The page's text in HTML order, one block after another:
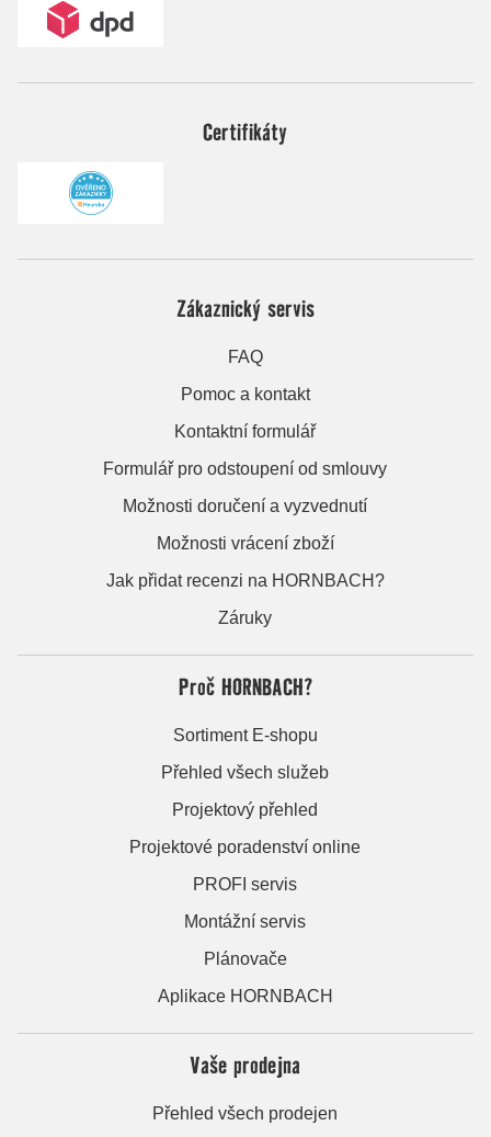
Certifikáty
Zákaznický servis
FAQ
Pomoc a kontakt
Kontaktní formulář
Formulář pro odstoupení od smlouvy
Možnosti doručení a vyzvednutí
Možnosti vrácení zboží
Jak přidat recenzi na HORNBACH?
Záruky
Proč HORNBACH?
Sortiment E-shopu
Přehled všech služeb
Projektový přehled
Projektové poradenství online
PROFI servis
Montážní servis
Plánovače
Aplikace HORNBACH
Vaše prodejna
Přehled všech prodejen